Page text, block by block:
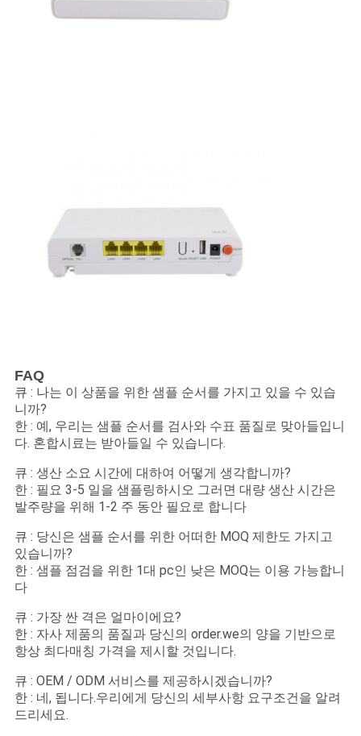
FAQ
큐 : 나는 이 상품을 위한 샘플 순서를 가지고 있을 수 있습
니까?
한 : 예, 우리는 샘플 순서를 검사와 수표 품질로 맞아들입니
다. 혼합시료는 받아들일 수 있습니다.
큐 : 생산 소요 시간에 대하여 어떻게 생각합니까?
한 : 필요 3-5 일을 샘플링하시오 그러면 대량 생산 시간은
발주량을 위해 1-2 주 동안 필요로 합니다
큐 : 당신은 샘플 순서를 위한 어떠한 MOQ 제한도 가지고
있습니까?
한 : 샘플 점검을 위한 1대 pc인 낮은 MOQ는 이용 가능합니
다
큐 : 가장 싼 격은 얼마이에요?
한 : 자사 제품의 품질과 당신의 order.we의 양을 기반으로
항상 최다매칭 가격을 제시할 것입니다.
큐 : OEM / ODM 서비스를 제공하시겠습니까?
한 : 네, 됩니다.우리에게 당신의 세부사항 요구조건을 알려
드리세요.